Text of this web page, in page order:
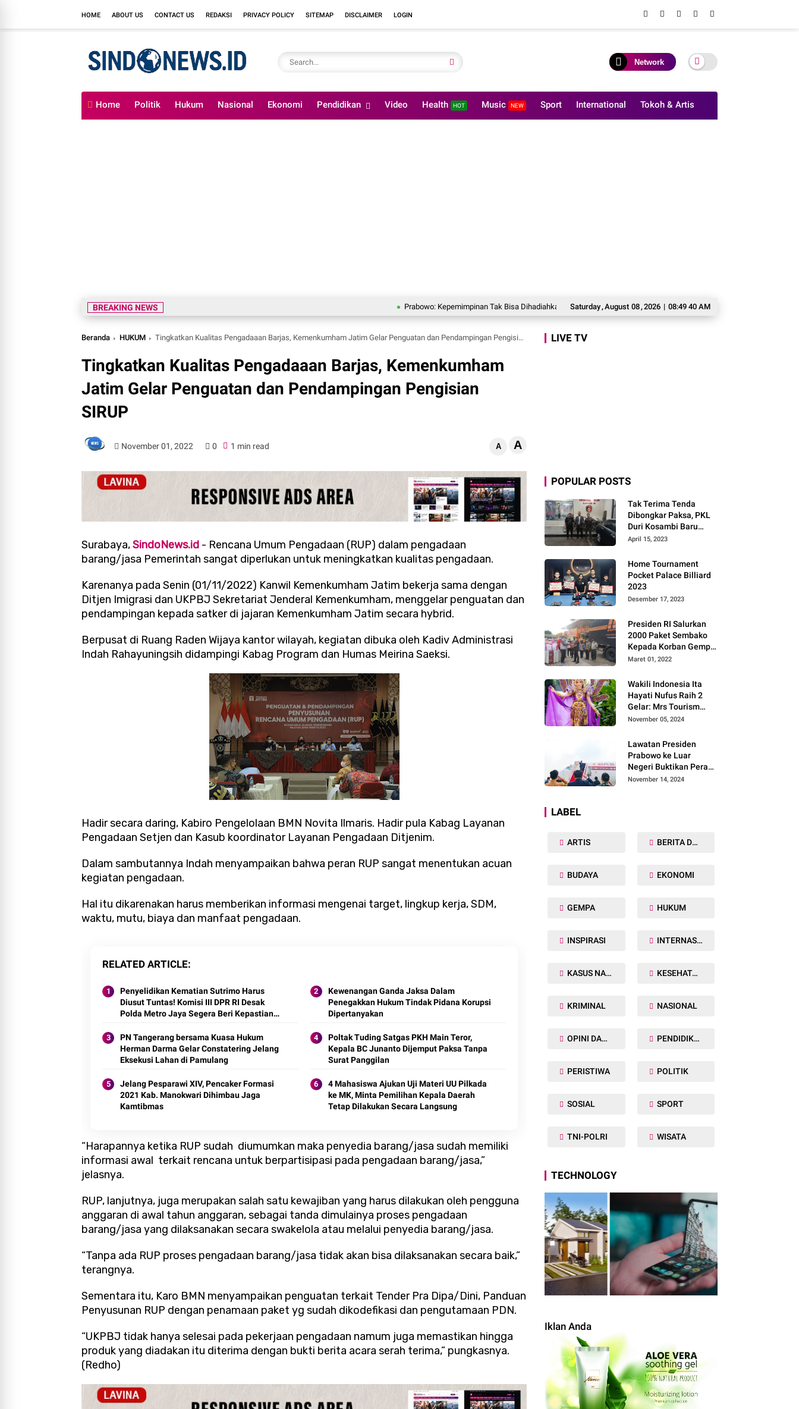
HOME ABOUT US CONTACT US REDAKSI PRIVACY POLICY SITEMAP DISCLAIMER LOGIN
Network
Home Politik Hukum Nasional Ekonomi Pendidikan Video Health HOT Music NEW Sport International Tokoh & Artis
Saturday,August 08,2026 | 08:49 41 AM
BREAKING NEWS Prabowo: Kepemimpinan Tak Bisa Dihadiahkan, Lahir Lewat Kesulitan dan Keberanian Prabowo Bertekad Perbaiki Buku
Beranda HUKUM Tingkatkan Kualitas Pengadaaan Barjas, Kemenkumham Jatim Gelar Penguatan dan Pendampingan Pengisian SIRUP
Tingkatkan Kualitas Pengadaaan Barjas, Kemenkumham
Jatim Gelar Penguatan dan Pendampingan Pengisian
SIRUP
November 01, 2022 0 1 min read A A
Surabaya,SindoNews.id - Rencana Umum Pengadaan (RUP) dalam pengadaan
barang/jasa Pemerintah sangat diperlukan untuk meningkatkan kualitas pengadaan.
Karenanya pada Senin (01/11/2022) Kanwil Kemenkumham Jatim bekerja sama dengan
Ditjen Imigrasi dan UKPBJ Sekretariat Jenderal Kemenkumham, menggelar penguatan dan
pendampingan kepada satker di jajaran Kemenkumham Jatim secara hybrid.
Berpusat di Ruang Raden Wijaya kantor wilayah, kegiatan dibuka oleh Kadiv Administrasi
Indah Rahayuningsih didampingi Kabag Program dan Humas Meirina Saeksi.
Hadir secara daring, Kabiro Pengelolaan BMN Novita Ilmaris. Hadir pula Kabag Layanan
Pengadaan Setjen dan Kasub koordinator Layanan Pengadaan Ditjenim.
Dalam sambutannya Indah menyampaikan bahwa peran RUP sangat menentukan acuan
kegiatan pengadaan.
Hal itu dikarenakan harus memberikan informasi mengenai target, lingkup kerja, SDM,
waktu, mutu, biaya dan manfaat pengadaan.
RELATED ARTICLE
Penyelidikan Kematian Sutrimo Harus
Diusut Tuntas! Komisi III DPR RI Desak
Polda Metro Jaya Segera Beri Kepastian
Kewenangan Ganda Jaksa Dalam
Penegakkan Hukum Tindak Pidana Korupsi
Dipertanyakan
PN Tangerang bersama Kuasa Hukum
Herman Darma Gelar Constatering Jelang
Eksekusi Lahan di Pamulang
Poltak Tuding Satgas PKH Main Teror,
Kepala BC Junanto Dijemput Paksa Tanpa
Surat Panggilan
Jelang Pesparawi XIV, Pencaker Formasi
2021 Kab. Manokwari Dihimbau Jaga
Kamtibmas
4 Mahasiswa Ajukan Uji Materi UU Pilkada
ke MK, Minta Pemilihan Kepala Daerah
Tetap Dilakukan Secara Langsung
“Harapannya ketika RUP sudah diumumkan maka penyedia barang/jasa sudah memiliki
informasi awal terkait rencana untuk berpartisipasi pada pengadaan barang/jasa,”
jelasnya.
RUP, lanjutnya, juga merupakan salah satu kewajiban yang harus dilakukan oleh pengguna
anggaran di awal tahun anggaran, sebagai tanda dimulainya proses pengadaan
barang/jasa yang dilaksanakan secara swakelola atau melalui penyedia barang/jasa.
“Tanpa ada RUP proses pengadaan barang/jasa tidak akan bisa dilaksanakan secara baik,”
terangnya.
Sementara itu, Karo BMN menyampaikan penguatan terkait Tender Pra Dipa/Dini, Panduan
Penyusunan RUP dengan penamaan paket yg sudah dikodefikasi dan pengutamaan PDN.
“UKPBJ tidak hanya selesai pada pekerjaan pengadaan namum juga memastikan hingga
produk yang diadakan itu diterima dengan bukti berita acara serah terima,” pungkasnya.
(Redho)
LIVE TV
POPULAR POSTS
Tak Terima Tenda
Dibongkar Paksa, PKL
Duri Kosambi Baru
Gugat PT MD
April 15, 2023
Home Tournament
Pocket Palace Billiard
2023
Desember 17, 2023
Presiden RI Salurkan
2000 Paket Sembako
Kepada Korban Gempa
di Pasaman Barat
Maret 01, 2022
Wakili Indonesia Ita
Hayati Nufus Raih 2
Gelar: Mrs Tourism
2024 dan Fourth
Worldwide
International 2024, di
Pemilihan Mrs
Worldwide 2024
November 05, 2024
Lawatan Presiden
Prabowo ke Luar
Negeri Buktikan Peran
Strategis Indonesia di
November 14, 2024
LABEL
ARTIS BERITA DAERAH
BUDAYA EKONOMI
GEMPA HUKUM
INSPIRASI INTERNASIONAL
KASUS NARKOBA KESEHATAN TUBUH
KRIMINAL NASIONAL
OPINI DAN ARTIKEL PENDIDIKAN
PERISTIWA POLITIK
SOSIAL SPORT
TNI-POLRI WISATA
TECHNOLOGY
Iklan Anda